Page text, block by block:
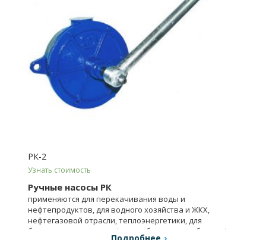
РК-2
Узнать стоимость
Ручные насосы РК
применяются для перекачивания воды и
нефтепродуктов, для водного хозяйства и ЖКХ,
нефтегазовой отрасли, теплоэнергетики, для
бытового применения (водозабор, водоснабжение).